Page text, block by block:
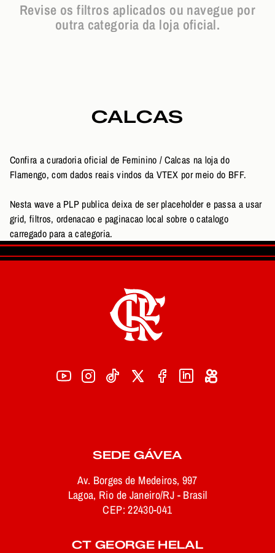
Revise os filtros aplicados ou navegue por
outra categoria da loja oficial.
CALCAS
Confira a curadoria oficial de Feminino / Calcas na loja do
Flamengo, com dados reais vindos da VTEX por meio do BFF.
Nesta wave a PLP publica deixa de ser placeholder e passa a usar
grid, filtros, ordenacao e paginacao local sobre o catalogo
carregado para a categoria.
SEDE GÁVEA
Av. Borges de Medeiros, 997
Lagoa, Rio de Janeiro/RJ - Brasil
CEP: 22430-041
CT GEORGE HELAL